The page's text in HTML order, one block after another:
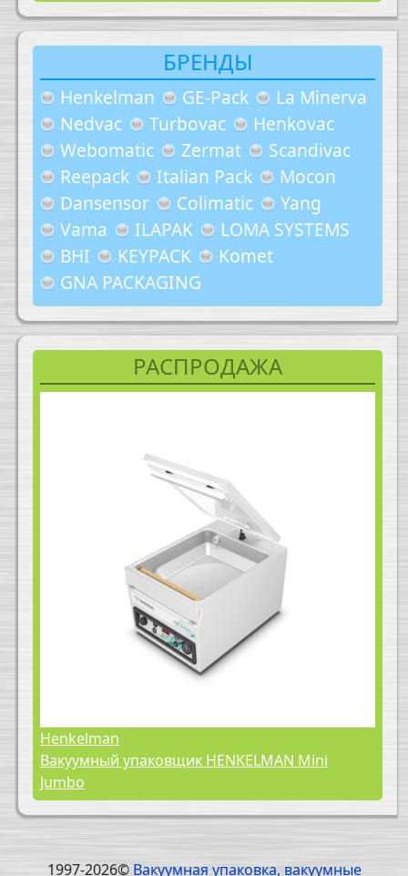
БРЕНДЫ
Henkelman GE-Pack
La Minerva
Nedvac
Turbovac
Henkovac
Webomatic
Zermat
Scandivac
Reepack
Italian Pack
Mocon
Dansensor
Colimatic
Yang
Vama
ILAPAK
LOMA SYSTEMS
BHI
KEYPACK
Komet
GNA PACKAGING
РАСПРОДАЖА
Henkelman
Вакуумный упаковщик HENKELMAN Mini
Jumbo
1997-2026© Вакуумная упаковка, вакуумные